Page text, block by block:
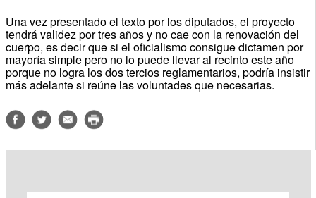
Una vez presentado el texto por los diputados, el proyecto
tendrá validez por tres años y no cae con la renovación del
cuerpo, es decir que si el oficialismo consigue dictamen por
mayoría simple pero no lo puede llevar al recinto este año
porque no logra los dos tercios reglamentarios, podría insistir
más adelante si reúne las voluntades que necesarias.